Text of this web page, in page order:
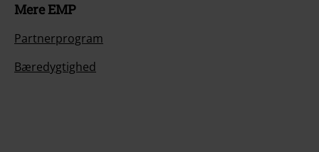
Mere EMP
Partnerprogram
Bæredygtighed